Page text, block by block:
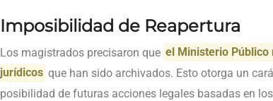
Imposibilidad de Reapertura
Los magistrados precisaron que el Ministerio Público
jurídicos que han sido archivados. Esto otorga un
posibilidad de futuras acciones legales basadas en